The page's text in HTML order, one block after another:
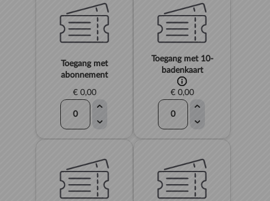
Toegang met
abonnement
€ 0,00
Toegang met 10-
badenkaart
€ 0,00